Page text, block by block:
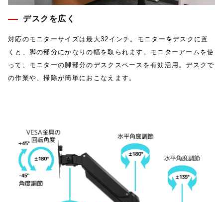
デスクを広く
対応のモニターサイズは最大32インチ。モニターをデスクに置
くと、脚の部分にかなりの幅を取られます。モニターアームを使
って、モニターの脚部分のデスクスペースを有効活用。デスクで
の作業や、掃除が簡単におこなえます。